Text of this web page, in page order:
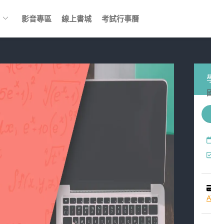
keyboard_arrow_down 影音專區 線上書城 考試行事曆